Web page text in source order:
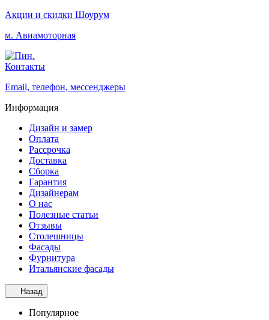
Акции и скидки Шоурум
м. Авиамоторная
Контакты
Email, телефон, мессенджеры
Информация
Дизайн и замер
Оплата
Рассрочка
Доставка
Сборка
Гарантия
Дизайнерам
О нас
Полезные статьи
Отзывы
Столешницы
Фасады
Фурнитура
Итальянские фасады
Назад
Популярное